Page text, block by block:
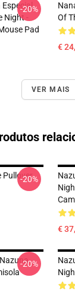
-
Pad
-20%
Of
€
VER MAIS
Pullover
-20%
€
-20%